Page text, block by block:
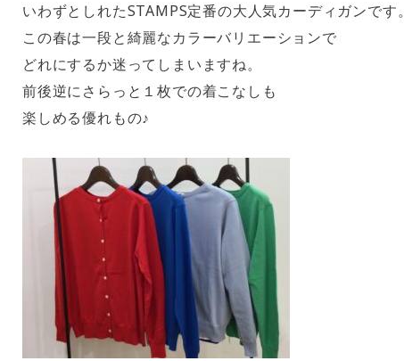
いわずとしれたSTAMPS定番の大人気カーディガンです。
この春は一段と綺麗なカラーバリエーションで
どれにするか迷ってしまいますね。
前後逆にさらっと１枚での着こなしも
楽しめる優れもの♪